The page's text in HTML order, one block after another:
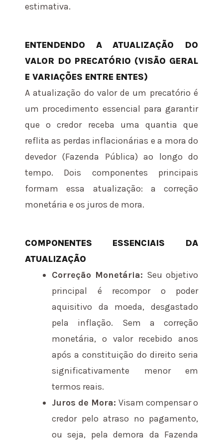
estimativa.
ENTENDENDO A ATUALIZAÇÃO DO
VALOR DO PRECATÓRIO (VISÃO GERAL
E VARIAÇÕES ENTRE ENTES)
A atualização do valor de um precatório é
um procedimento essencial para garantir
que o credor receba uma quantia que
reflita as perdas inflacionárias e a mora do
devedor (Fazenda Pública) ao longo do
tempo. Dois componentes principais
formam essa atualização: a correção
monetária e os juros de mora.
COMPONENTES ESSENCIAIS DA
ATUALIZAÇÃO
Correção Monetária: Seu objetivo
principal é recompor o poder
aquisitivo da moeda, desgastado
pela inflação. Sem a correção
monetária, o valor recebido anos
após a constituição do direito seria
significativamente menor em
termos reais.
Juros de Mora: Visam compensar o
credor pelo atraso no pagamento,
ou seja, pela demora da Fazenda